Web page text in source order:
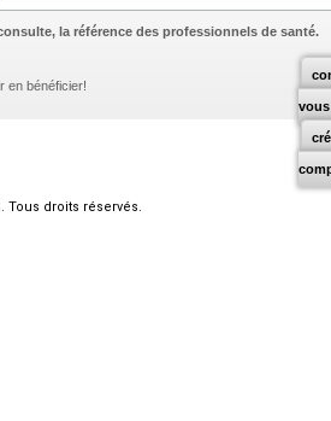
vous
la référence des professionnels de santé.
en bénéficier!
Tous droits réservés.